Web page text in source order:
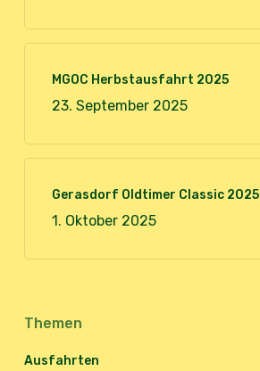
MGOC Herbstausfahrt 2025
23. September 2025
Gerasdorf Oldtimer Classic 2025
1. Oktober 2025
Themen
Ausfahrten